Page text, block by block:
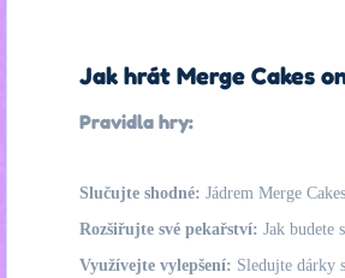
Jak hrát Merge Cakes
Pravidla hry:
Slučujte shodné: Jádrem Merge
Rozšiřujte své pekařství: Jak budete
Využívejte vylepšení: Sledujte dárky